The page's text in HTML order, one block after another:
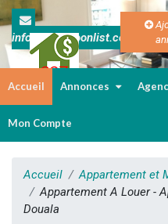
info@cameroonlist.com
Accueil Annonces
Mon Compte
Accueil
Appartement et
Appartement A Louer -
Douala